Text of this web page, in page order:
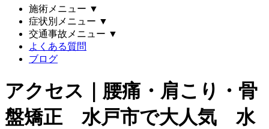
施術メニュー ▼
症状別メニュー ▼
交通事故メニュー ▼
よくある質問
ブログ
アクセス｜腰痛・肩こり・骨
盤矯正 水戸市で大人気 水